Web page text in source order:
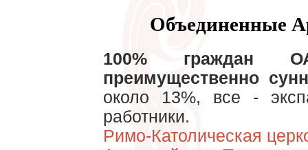
Объединенные
100% граждан
преимущественно
около 13%, все -
работники.
Римо-Католическая